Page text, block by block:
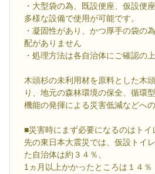
・大型袋の為、既設便座、仮設便
多様な設備で使用が可能です。
・凝固性があり、かつ厚手の袋の
配がありません
・処理方法は各自治体にご確認の
木頭杉の未利用材を原料とした木
り、地元の森林環境の保全、循環
機能の発揮による災害低減などへ
■災害時にまず必要になるのはトイ
先の東日本大震災では、仮設トイ
た自治体は約３４％、
1ヵ月以上かかったところは１４％